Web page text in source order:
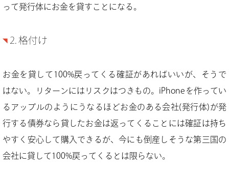
って発行体にお金を貸すことになる。
2. 格付け
お金を貸して100%戻ってくる確証があればいいが、そうで
はない。リターンにはリスクはつきもの。iPhoneを作ってい
るアップルのようにうなるほどお金のある会社(発行体)が発
行する債券なら貸したお金は返ってくることには確証は持ち
やすく安心して購入できるが、今にも倒産しそうな第三国の
会社に貸して100%戻ってくるとは限らない。